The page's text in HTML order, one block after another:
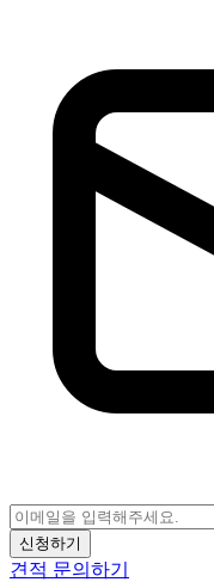
신청하기
견적 문의하기